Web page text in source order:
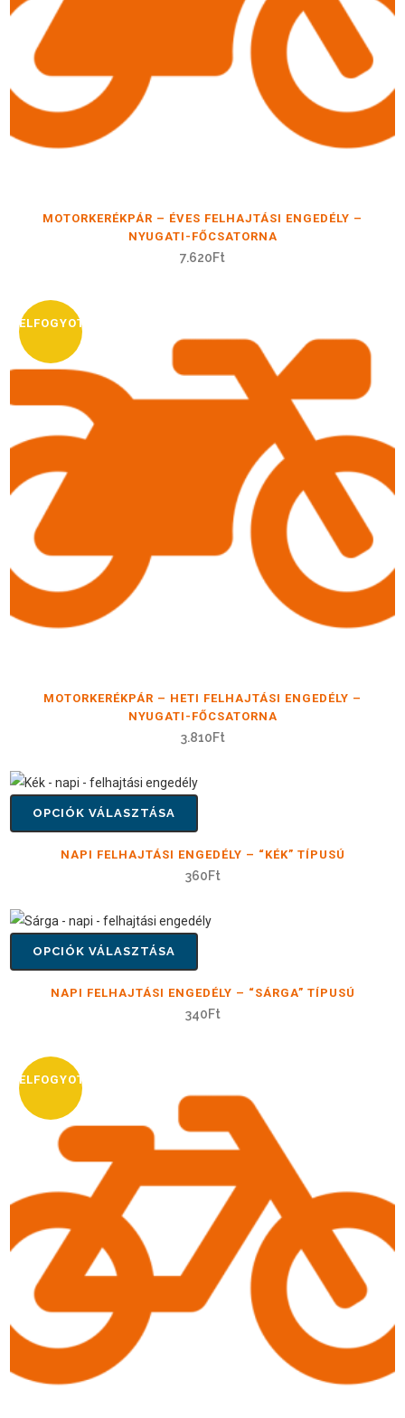
MOTORKERÉKPÁR – ÉVES FELHAJTÁSI ENGEDÉLY –
NYUGATI-FŐCSATORNA
7.620Ft
ELFOGYOTT
MOTORKERÉKPÁR – HETI FELHAJTÁSI ENGEDÉLY –
NYUGATI-FŐCSATORNA
3.810Ft
OPCIÓK VÁLASZTÁSA
NAPI FELHAJTÁSI ENGEDÉLY – “KÉK” TÍPUSÚ
360Ft
OPCIÓK VÁLASZTÁSA
NAPI FELHAJTÁSI ENGEDÉLY – “SÁRGA” TÍPUSÚ
340Ft
ELFOGYOTT